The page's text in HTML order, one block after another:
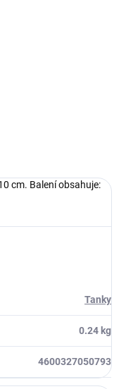
cm. Balení obsahuje:
Tanky
0.24 kg
4600327050793